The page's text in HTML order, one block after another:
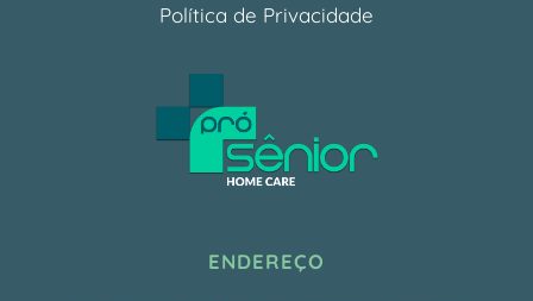
Política de Privacidade
ENDEREÇO